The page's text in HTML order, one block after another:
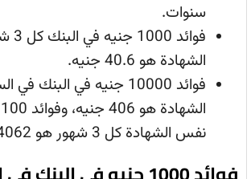
سنوات.
الشهادة هو 40.6 جنيه.
فوائد 10000 جنيه في
نفس الشهادة كل 3 شهور هو 4062 جنيه.